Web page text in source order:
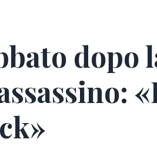
dopo